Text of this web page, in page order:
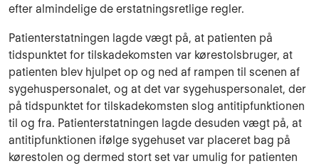
efter almindelige de erstatningsretlige regler.
Patienterstatningen lagde vægt på, at patienten på
tidspunktet for tilskadekomsten var kørestolsbruger, at
patienten blev hjulpet op og ned af rampen til scenen af
sygehuspersonalet, og at det var sygehuspersonalet, der
på tidspunktet for tilskadekomsten slog antitipfunktionen
til og fra. Patienterstatningen lagde desuden vægt på, at
antitipfunktionen ifølge sygehuset var placeret bag på
kørestolen og dermed stort set var umulig for patienten